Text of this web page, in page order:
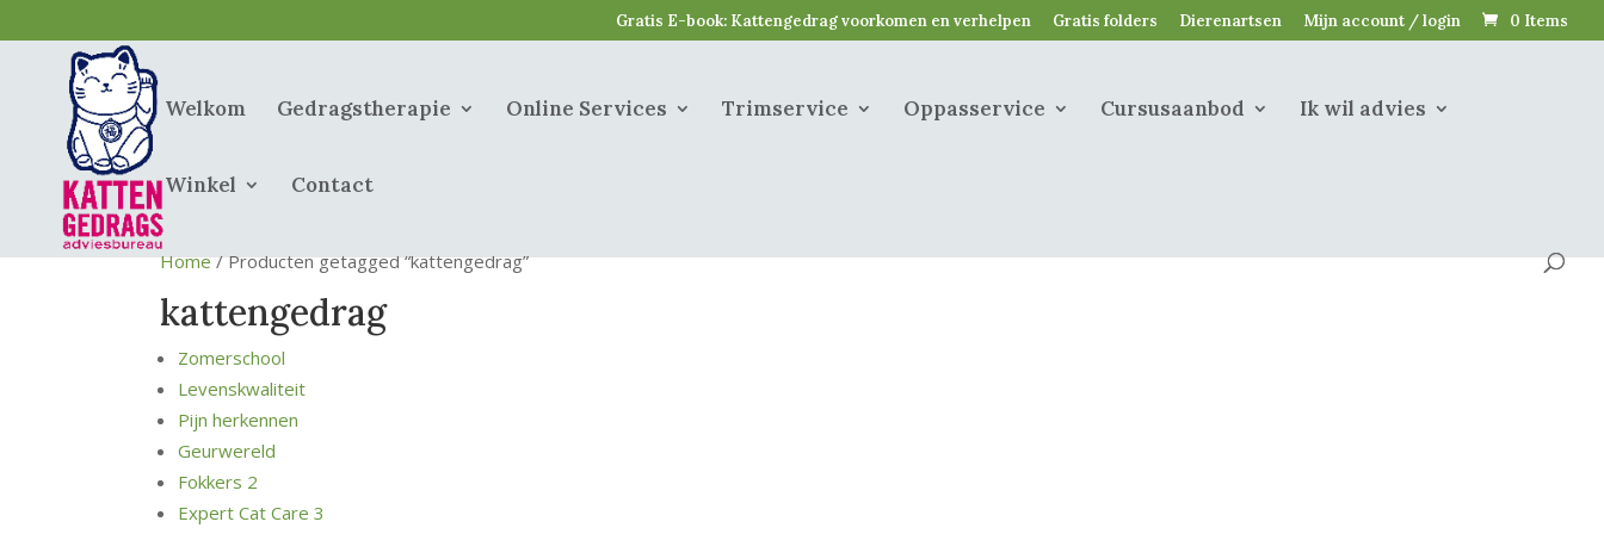
Gratis E-book: Kattengedrag voorkomen en verhelpen Gratis folders Dierenartsen Mijn account / login 0 Items
Welkom Gedragstherapie Online Services Trimservice Oppasservice Cursusaanbod Ik wil advies
Winkel Contact
Home/ Producten getagged “kattengedrag”
kattengedrag
Zomerschool
Levenskwaliteit
Pijn herkennen
Geurwereld
Fokkers 2
Expert Cat Care 3